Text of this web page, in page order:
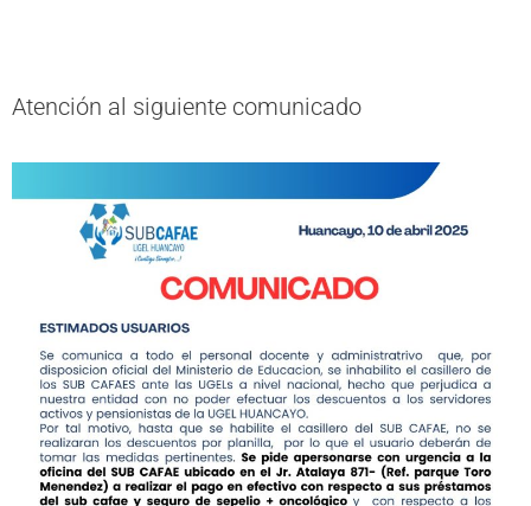
Atención al siguiente comunicado